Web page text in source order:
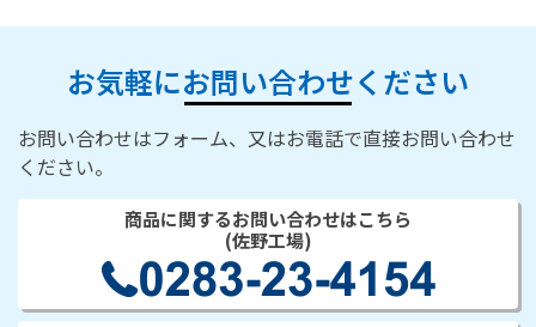
お気軽にお問い合わせください
お問い合わせはフォーム、又はお電話で直接お問い合わせ
ください。
商品に関するお問い合わせはこちら
(佐野工場)